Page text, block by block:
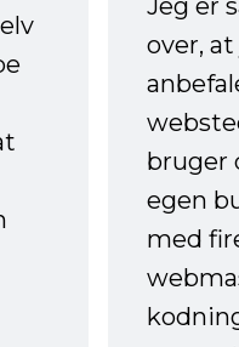
Jeg er
over,
bruger
egen
med